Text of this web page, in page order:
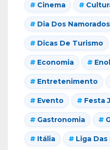
Cinema
Dia Dos Namorados
Dicas De Turismo
Economia
Entretenimento
Evento Festa
Gastronomia
Itália Liga Das